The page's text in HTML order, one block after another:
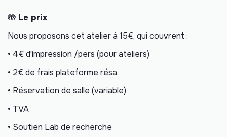
🤲 Le prix
Nous proposons cet atelier à 15€, qui couvrent :
• 4€ d'impression /pers (pour ateliers)
• 2€ de frais plateforme résa
• Réservation de salle (variable)
• TVA
• Soutien Lab de recherche